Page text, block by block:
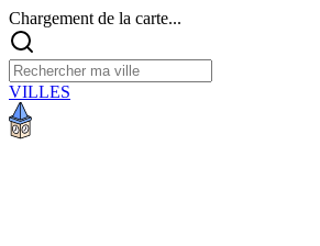
Chargement de la carte...
VILLES